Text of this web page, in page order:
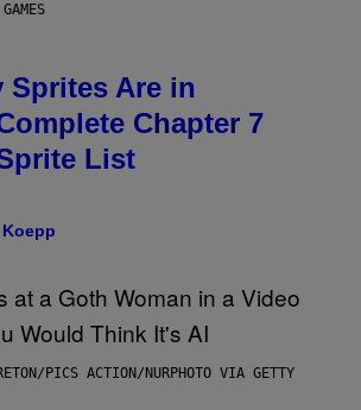
Sprites Are in
Chapter 7
List
PICS ACTION/NURPHOTO VIA GETTY